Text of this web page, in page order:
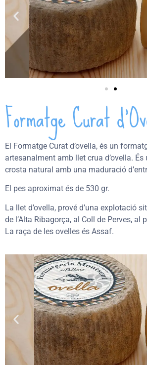
Formatge Curat
El Formatge Curat d’ovella, és un
artesanalment amb llet crua d’ovella.
crosta natural amb una maduració
El pes aproximat és de 530 gr.
La llet d’ovella, prové d’una explotació
de l’Alta Ribagorça, al Coll de Perves, al
La raça de les ovelles és Assaf.